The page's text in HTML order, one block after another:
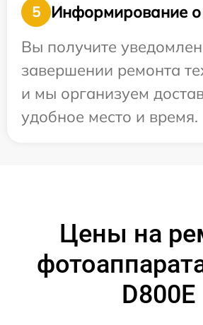
5
Информирование о
Вы получите
завершении ремонта
и мы организуем
удобное место и время.
Цены на
D800E